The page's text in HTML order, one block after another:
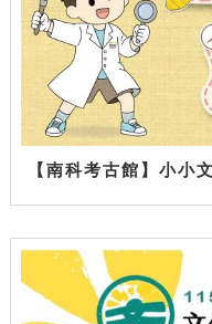
【南科考古館】小小